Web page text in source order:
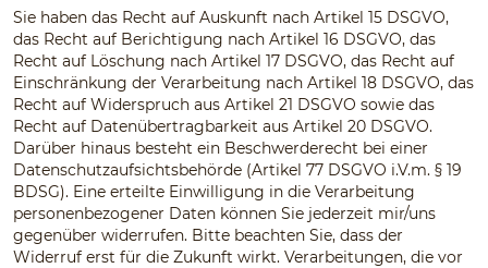
Sie haben das Recht auf Auskunft nach Artikel 15 DSGVO,
das Recht auf Berichtigung nach Artikel 16 DSGVO, das
Recht auf Löschung nach Artikel 17 DSGVO, das Recht auf
Einschränkung der Verarbeitung nach Artikel 18 DSGVO, das
Recht auf Widerspruch aus Artikel 21 DSGVO sowie das
Recht auf Datenübertragbarkeit aus Artikel 20 DSGVO.
Darüber hinaus besteht ein Beschwerderecht bei einer
Datenschutzaufsichtsbehörde (Artikel 77 DSGVO i.V.m. § 19
BDSG). Eine erteilte Einwilligung in die Verarbeitung
personenbezogener Daten können Sie jederzeit mir/uns
gegenüber widerrufen. Bitte beachten Sie, dass der
Widerruf erst für die Zukunft wirkt. Verarbeitungen, die vor